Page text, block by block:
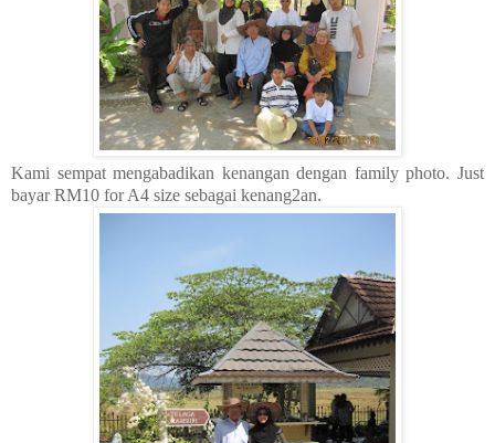
Kami sempat mengabadikan kenangan dengan family photo. Just
bayar RM10 for A4 size sebagai kenang2an.